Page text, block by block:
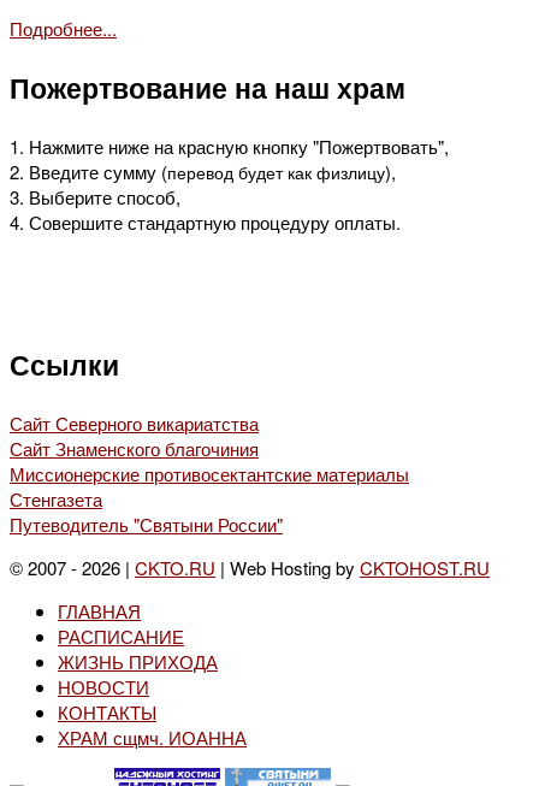
Подробнее...
Пожертвование на наш храм
1. Нажмите ниже на красную кнопку "Пожертвовать",
2. Введите сумму (перевод будет как физлицу),
3. Выберите способ,
4. Совершите стандартную процедуру оплаты.
Ссылки
Сайт Северного викариатства
Сайт Знаменского благочиния
Миссионерские противосектантские материалы
Стенгазета
Путеводитель "Святыни России"
© 2007 - 2026 | CKTO.RU | Web Hosting by CKTOHOST.RU
ГЛАВНАЯ
РАСПИСАНИЕ
ЖИЗНЬ ПРИХОДА
НОВОСТИ
КОНТАКТЫ
ХРАМ сщмч. ИОАННА